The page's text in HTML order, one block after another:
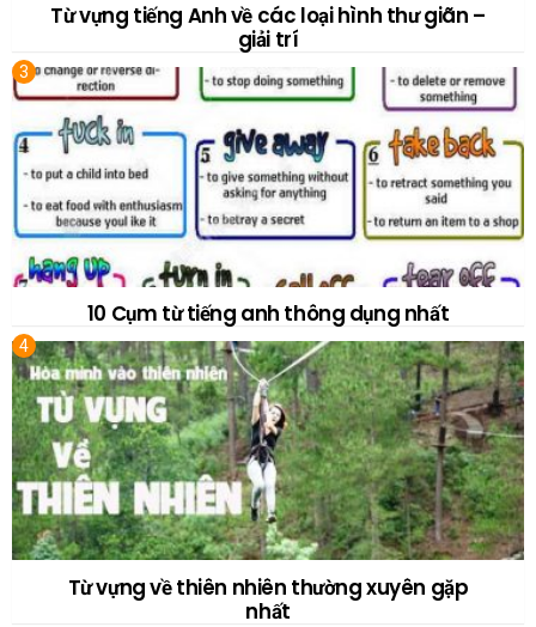
Từ vựng tiếng Anh về các loại hình thư giãn –
giải trí
10 Cụm từ tiếng anh thông dụng nhất
Từ vựng về thiên nhiên thường xuyên gặp
nhất